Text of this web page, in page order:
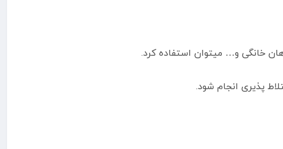
خانگی و… میتوان استفاده کرد.
پذیری انجام شود.